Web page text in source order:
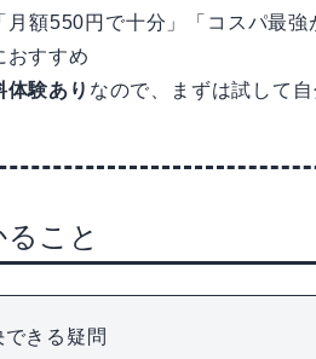
月額550円で十分」「コスパ最
おすすめ
体験あり なので、まずは試して
こと
きる疑問